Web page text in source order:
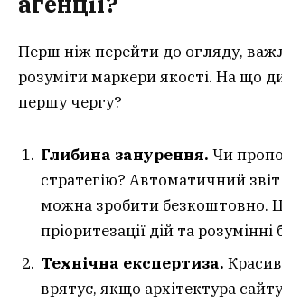
Перш ніж перейти до огляду,
розуміти маркери якості. На що
першу чергу?
Глибина занурення. Чи
стратегію? Автоматичний
можна зробити безкоштовно.
пріоритезації дій та розумінні
Технічна експертиза.
врятує, якщо архітектура